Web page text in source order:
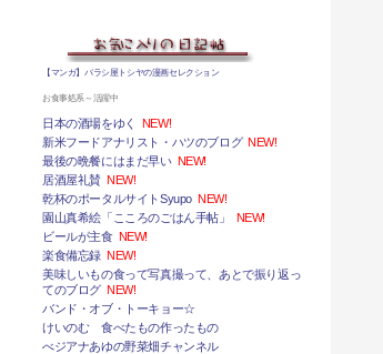
【マンガ】バラシ屋トシヤの漫画セレクション
お食事処系～活躍中
日本の酒場をゆく
NEW!
新米フードアナリスト・ハツのブログ NEW!
最後の晩餐にはまだ早い NEW!
居酒屋礼賛 NEW!
乾杯のポータルサイトSyupo NEW!
園山真希絵「こころのごはん手帖」
NEW!
ビールが主食 NEW!
楽食備忘録 NEW!
美味しいもの食って写真撮って、あとで振り返っ
てのブログ NEW!
バンド・オブ・トーキョー☆
けいのむ 食べたもの作ったもの
べジアナあゆの野菜畑チャンネル